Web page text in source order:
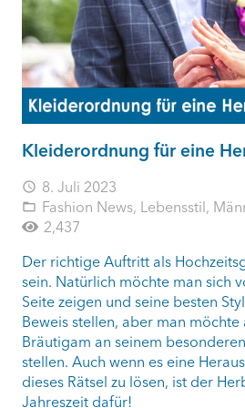
Kleiderordnung für eine
access_time 8. Juli 2023
folder_open Fashion News, Lebensstil,
2,437
Der richtige Auftritt als
sein. Natürlich möchte man sich
Seite zeigen und seine besten
Beweis stellen, aber man möchte
Bräutigam an seinem
stellen. Auch wenn es eine
dieses Rätsel zu lösen, ist der
Jahreszeit dafür!